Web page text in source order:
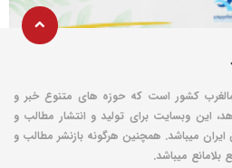
کشور است که حوزه های متنوع خبر و
این وبسایت برای تولید و انتشار مطالب و
میباشد. همچنین هرگونه بازنشر مطالب و
بلامانع میباشد.